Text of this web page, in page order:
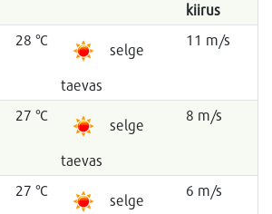
kiirus
28 °C
selge
taevas
11 m/s
27 °C
selge
taevas
8 m/s
27 °C
selge
6 m/s